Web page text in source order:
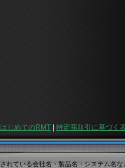
はじめてのRMT | 特定商取引に基づく
れている会社名・製品名・システム名